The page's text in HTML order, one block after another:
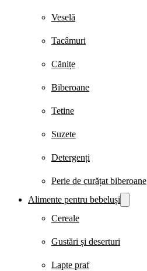
Veselă
Tacâmuri
Cănițe
Biberoane
Tetine
Suzete
Detergenți
Perie de curățat biberoane
Alimente pentru bebeluși
Cereale
Gustări și deserturi
Lapte praf